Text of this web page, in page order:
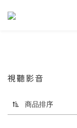
視聽影音
商品排序